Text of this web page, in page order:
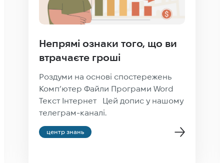
Непрямі ознаки того, що ви
втрачаєте гроші
Роздуми на основі спостережень
Комп’ютер Файли Програми Word
Текст Інтернет Цей допис у нашому
телеграм-каналі.
центр знань